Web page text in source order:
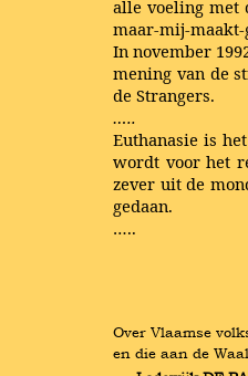
alle voeling met
maar-mij-
In november
mening van de
de Strangers.
…..
Euthanasie is
wordt voor het
zever uit de
gedaan.
…..
Over Vlaamse
en die aan de